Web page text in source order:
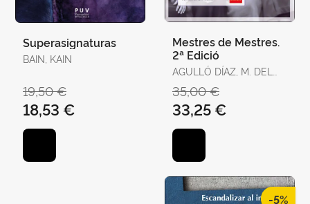
Superasignaturas
BAIN, KAIN
19,50 €
18,53 €
Mestres de Mestres.
2ª Edició
AGULLÓ DÍAZ, M. DEL
AGULLÓ, BLANCA
35,00 €
33,25 €
-5%